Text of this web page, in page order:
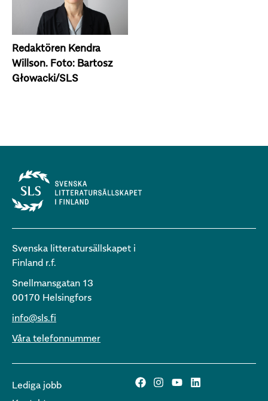
Redaktören Kendra
Willson. Foto: Bartosz
Głowacki/SLS
Svenska litteratursällskapet i
Finland r.f.
Snellmansgatan 13
00170 Helsingfors
info@sls.fi
Våra telefonnummer
Lediga jobb